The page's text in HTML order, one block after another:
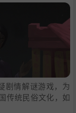
剧情解谜游戏，为
传统民俗文化，如